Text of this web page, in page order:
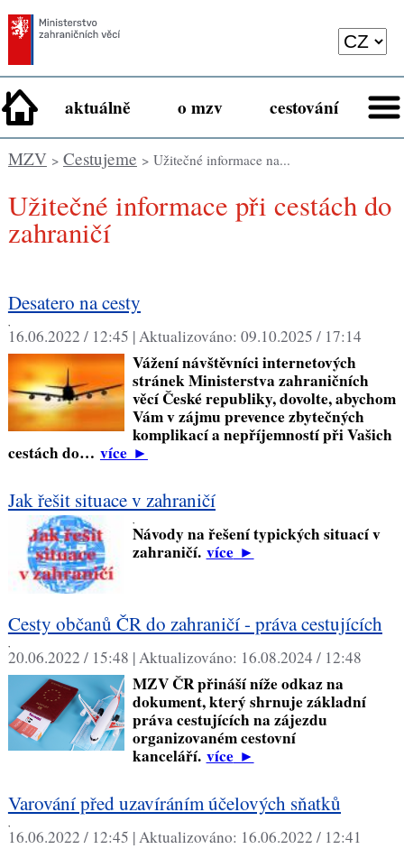
aktuálně o mzv cestování
MZV> Cestujeme > Užitečné informace na...
Užitečné informace při cestách do
zahraničí
Desatero na cesty
,
16.06.2022 / 12:45 |Aktualizováno: 09.10.2025 / 17:14
Vážení návštěvníci internetových
stránek Ministerstva zahraničních
věcí České republiky, dovolte, abychom
Vám v zájmu prevence zbytečných
komplikací a nepříjemností při Vašich
cestách do… více►
Jak řešit situace v zahraničí
,
Návody na řešení typických situací v
zahraničí. více►
Cesty občanů ČR do zahraničí - práva cestujících
,
20.06.2022 / 15:48 |Aktualizováno: 16.08.2024 / 12:48
MZV ČR přináší níže odkaz na
dokument, který shrnuje základní
práva cestujících na zájezdu
organizovaném cestovní
kanceláří. více►
Varování před uzavíráním účelových sňatků
,
16.06.2022 / 12:45 |Aktualizováno: 16.06.2022 / 12:41